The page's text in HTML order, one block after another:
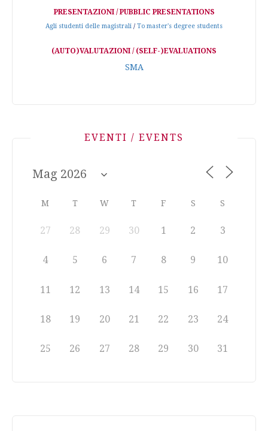
PRESENTAZIONI / PUBBLIC PRESENTATIONS
Agli studenti delle magistrali / To master's degree students
(AUTO)VALUTAZIONI / (SELF-)EVALUATIONS
SMA
EVENTI / EVENTS
M T W T F S S
27 28 29 30 1 2 3
4 5 6 7 8 9 10
11 12 13 14 15 16 17
18 19 20 21 22 23 24
25 26 27 28 29 30 31